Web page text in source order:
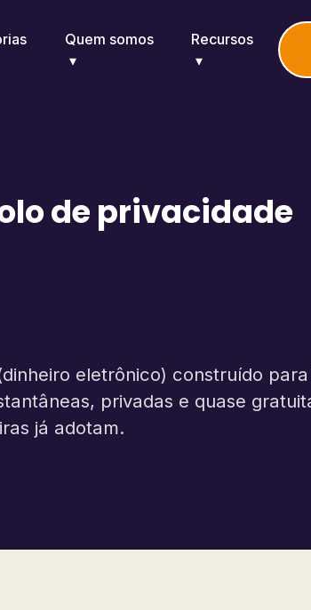
Quem somos Recursos
de privacidade
eletrônico) construído para
privadas e quase
já adotam.